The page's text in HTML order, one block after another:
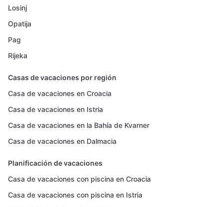
Losinj
Opatija
Pag
Rijeka
Casas de vacaciones por región
Casa de vacaciones en Croacia
Casa de vacaciones en Istria
Casa de vacaciones en la Bahía de Kvarner
Casa de vacaciones en Dalmacia
Planificación de vacaciones
Casa de vacaciones con piscina en Croacia
Casa de vacaciones con piscina en Istria